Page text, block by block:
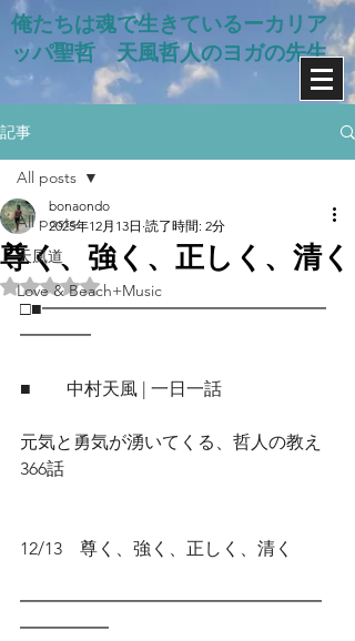
俺たちは魂で生きているー​カリア
ッパ聖哲 天風哲人のヨガの先生
記事
All posts
天風道
Love & Beach+Music
All posts
尊く、強く、正しく、清く
bonaondo
2025年12月13日 読了時間: 2分
5つ星のうちNaNと評価されています。
□■━━━━━━━━━━━━━━━━
━━━━
■　　中村天風 | 一日一話
元気と勇気が湧いてくる、哲人の教え
366話
12/13　尊く、強く、正しく、清く
━━━━━━━━━━━━━━━━━
━━━━━